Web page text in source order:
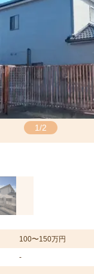
1/2
100〜150万円
-